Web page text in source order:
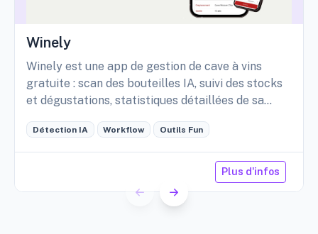
Winely
Winely est une app de gestion de cave à vins
gratuite : scan des bouteilles IA, suivi des stocks
et dégustations, statistiques détaillées de sa
Détection IA Workflow Outils Fun
Plus d'infos